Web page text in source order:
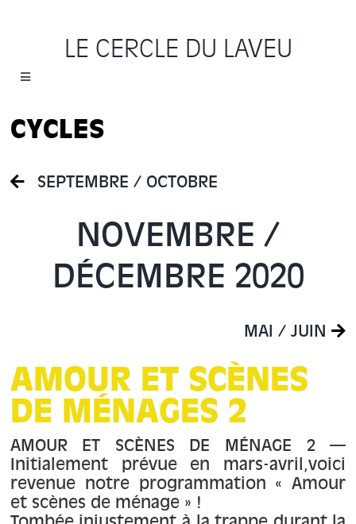
LE CERCLE DU LAVEU
Toggle
Location
Contact
CYCLES
SEPTEMBRE / OCTOBRE
NOVEMBRE /
DÉCEMBRE 2020
MAI / JUIN
AMOUR ET SCÈNES
DE MÉNAGES 2
AMOUR ET SCÈNES DE MÉNAGE 2 —
Initialement prévue en mars-avril,voici
revenue notre programmation « Amour
et scènes de ménage » !